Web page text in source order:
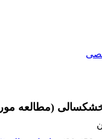
خشکسالی (مطالعه